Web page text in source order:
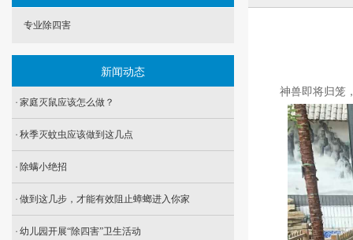
神兽即将归笼
专业除四害
新闻动态
家庭灭鼠应该怎么做？
秋季灭蚊虫应该做到这几点
除螨小绝招
做到这几步，才能有效阻止蟑螂进入你家
幼儿园开展“除四害”卫生活动